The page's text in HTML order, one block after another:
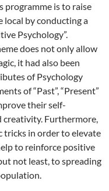
programme is to raise
local by conducting a
Psychology”.
does not only allow
it had also been
of Psychology
of “Past”, “Present”
their self-
creativity. Furthermore,
tricks in order to elevate
to reinforce positive
not least, to spreading